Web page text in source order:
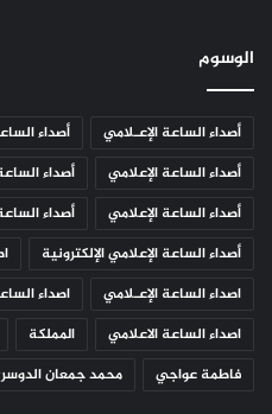
الوسوم
أصداء الساعة الإعـلامي أصداء
أصداء الساعة الإعلامي
أصداء
أصداء الساعة الإعلامي
أصداء
أصداء الساعة الإعلامي الإلكترونية
اصداء الساعة الإعـلامي
اصداء
اصداء الساعة الاعلامي
المملكة
فاطمة عواجي
محمد جمعان